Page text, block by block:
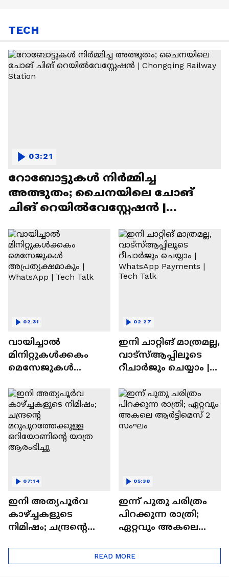
TECH
റോബോട്ടുകൾ നിർമ്മിച്ച
അത്ഭുതം; ചൈനയിലെ ചോങ്
ചിങ് റെയിൽവേസ്റ്റേഷൻ |
03:21
വായിച്ചാൽ
മിനിറ്റുകൾക്കകം
മെസേജുകള്‍
WhatsApp | Tech Talk
02:31
ഇനി ചാറ്റിങ് മാത്രമല്ല,
വാട്‌സ്‌ആപ്പിലൂടെ
റീചാർജും ചെയ്യാം |
Tech Talk
02:27
ഇനി അത്യപൂര്‍വ
കാഴ്ച്ചകളുടെ
നിമിഷം; ചന്ദ്രന്റെ
ഒറിയോണിന്റെ യാത്ര
ആരംഭിച്ചു
07:14
ഇന്ന് പുതു ചരിത്രം
പിറക്കുന്ന രാത്രി;
ഏറ്റവും അകലെ
05:38
READ MORE